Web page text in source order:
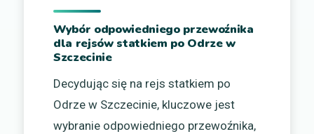
Wybór odpowiedniego przewoźnika
dla rejsów statkiem po Odrze w
Szczecinie
Decydując się na rejs statkiem po
Odrze w Szczecinie, kluczowe jest
wybranie odpowiedniego przewoźnika,